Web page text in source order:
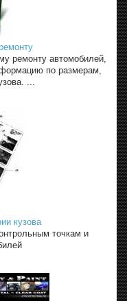
ремонту автомобилей,
по размерам,
...
кузова
точкам и